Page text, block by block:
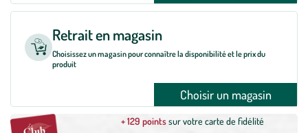
Retrait en magasin
Choisissez un magasin pour connaître la disponibilité et le prix du
produit
Choisir un magasin
+ 129 pointssur votre carte de fidélité